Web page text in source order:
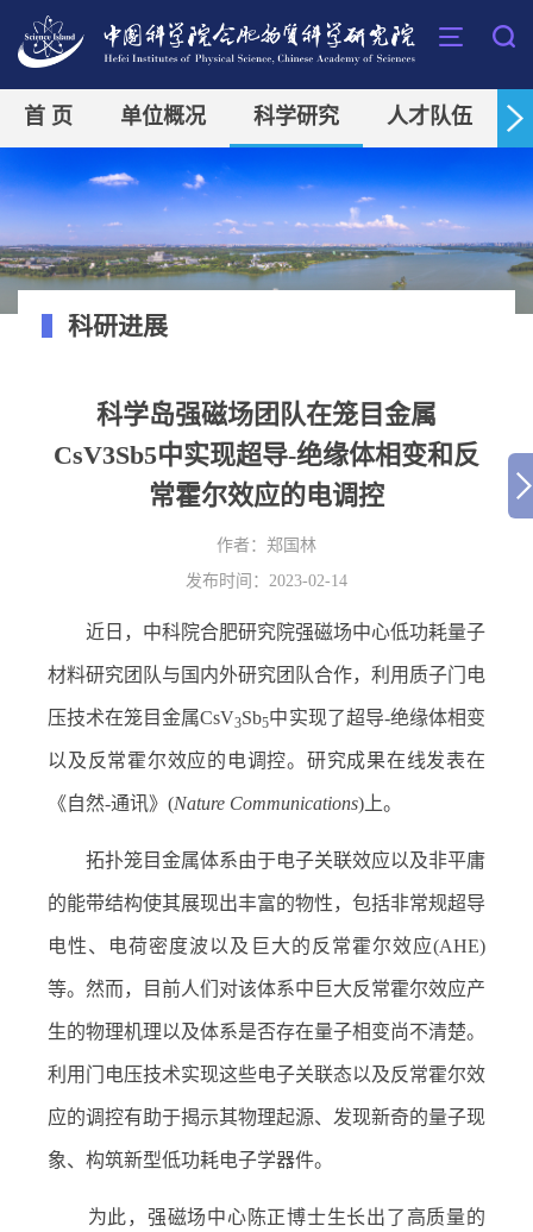
首 页 单位概况 科学研究 人才队伍
科研进展
科学岛强磁场团队在笼目金属
CsV3Sb5中实现超导-绝缘体相变和反
常霍尔效应的电调控
作者： 郑国林
发布时间：2023-02-14
近日，中科院合肥研究院强磁场中心低功耗量子
材料研究团队与国内外研究团队合作，利用质子门电
压技术在笼目金属CsV3Sb5中实现了超导-绝缘体相变
以及反常霍尔效应的电调控。研究成果在线发表在
《自然-通讯》 (Nature Communications) 上。
拓扑笼目金属体系由于电子关联效应以及非平庸
的能带结构使其展现出丰富的物性，包括非常规超导
电性、电荷密度波以及巨大的反常霍尔效应(AHE)
等。然而，目前人们对该体系中巨大反常霍尔效应产
生的物理机理以及体系是否存在量子相变尚不清楚。
利用门电压技术实现这些电子关联态以及反常霍尔效
应的调控有助于揭示其物理起源、发现新奇的量子现
象、构筑新型低功耗电子学器件。
为此，强磁场中心陈正博士生长出了高质量的